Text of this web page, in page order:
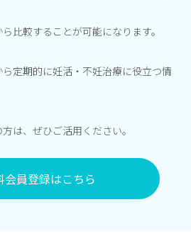
比較することが可能になります。
定期的に妊活・不妊治療に役立つ情
は、ぜひご活用ください。
会員登録はこちら